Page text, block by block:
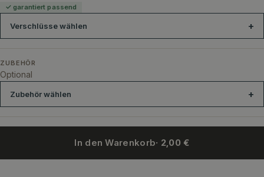
✓ garantiert passend
Verschlüsse wählen
ZUBEHÖR
Optional
Zubehör wählen
In den Warenkorb· 2,00 €